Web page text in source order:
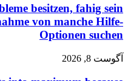
besitzen, fahig sein
von manche Hilfe-
Optionen suchen
آگوست 8, 2026